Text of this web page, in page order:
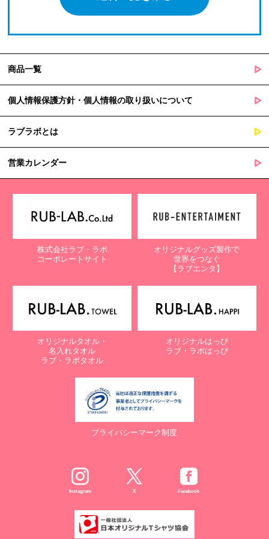
商品一覧
個人情報保護方針・個人情報の取り扱いについて
ラブラボとは
営業カレンダー
株式会社ラブ・ラボ
コーポレートサイト
オリジナルグッズ製作で
世界をつなぐ
【ラブエンタ】
オリジナルタオル・
名入れタオル
ラブ・ラボタオル
オリジナルはっぴ
ラブ・ラボはっぴ
プライバシーマーク制度
Instagram X Facebook